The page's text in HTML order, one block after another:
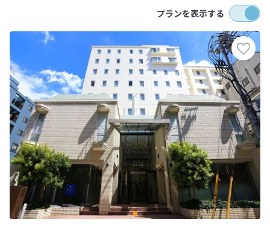
プランを表示する